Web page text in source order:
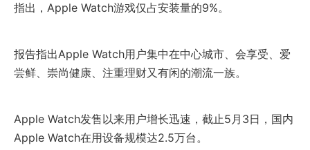
指出，Apple Watch游戏仅占安装量的9%。
报告指出Apple Watch用户集中在中心城市、会享受、爱
尝鲜、崇尚健康、注重理财又有闲的潮流一族。
Apple Watch发售以来用户增长迅速，截止5月3日，国内
Apple Watch在用设备规模达2.5万台。